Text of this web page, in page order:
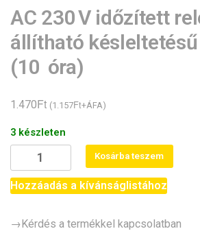
AC 230 V időzített
állítható
(10 óra)
1.470Ft (1.157Ft+ÁFA)
3 készleten
230 V
időzített
modul
Kosárba teszem
Hozzáadás a kívánságlistához
→Kérdés a termékkel kapcsolatban